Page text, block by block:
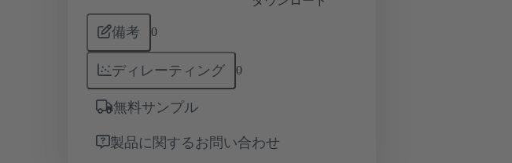
備考 0
ディレーティング 0
無料サンプル
製品に関するお問い合わせ